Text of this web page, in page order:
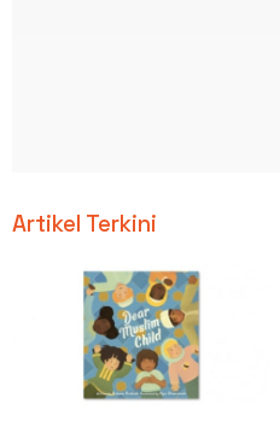
Artikel Terkini